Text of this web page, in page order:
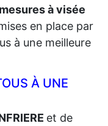
à visée
en place par
à une meilleure
À UNE
et de